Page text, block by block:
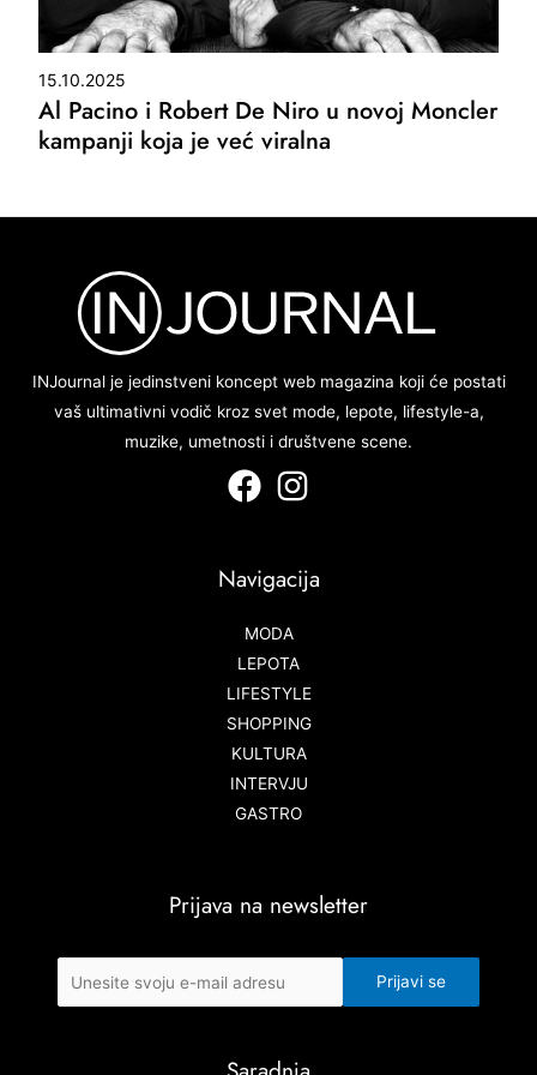
15.10.2025
Al Pacino i Robert De Niro u novoj Moncler
kampanji koja je već viralna
INJournal je jedinstveni koncept web magazina koji će postati
vaš ultimativni vodič kroz svet mode, lepote, lifestyle-a,
muzike, umetnosti i društvene scene.
Navigacija
MODA
LEPOTA
LIFESTYLE
SHOPPING
KULTURA
INTERVJU
GASTRO
Prijava na newsletter